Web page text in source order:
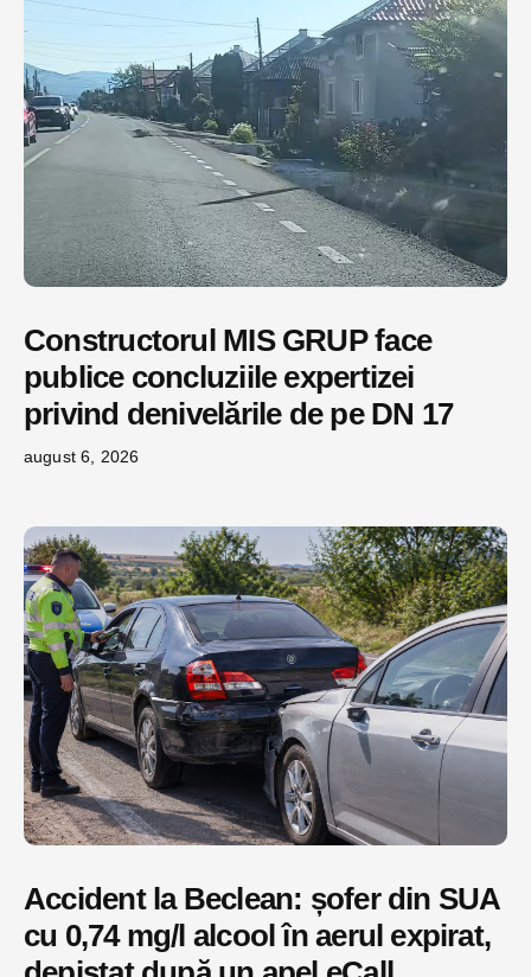
Constructorul MIS GRUP face
publice concluziile expertizei
privind denivelările de pe DN 17
august 6, 2026
Accident la Beclean: șofer din SUA
cu 0,74 mg/l alcool în aerul expirat,